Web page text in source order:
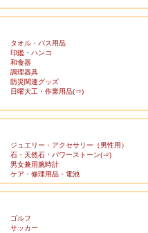
タオル・バス用品
印鑑・ハンコ
和食器
調理器具
防災関連グッズ
日曜大工・作業用品(⇒)
ジュエリー・アクセサリー（男性用）
石・天然石・パワーストーン(⇒)
男女兼用腕時計
ケア・修理用品・電池
ゴルフ
サッカー